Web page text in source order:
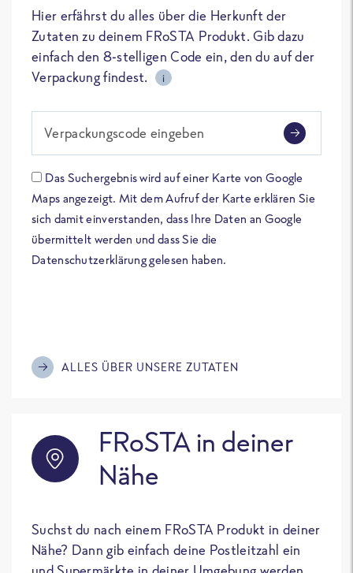
Hier erfährst du alles über die Herkunft der
Zutaten zu deinem FRoSTA Produkt. Gib dazu
einfach den 8-stelligen Code ein, den du auf der
Verpackung findest.
i
Verpackungscode eingeben
Das Suchergebnis wird auf einer Karte von Google
Maps angezeigt. Mit dem Aufruf der Karte erklären Sie
sich damit einverstanden, dass Ihre Daten an Google
übermittelt werden und dass Sie die
Datenschutzerklärung gelesen haben.
ALLES ÜBER UNSERE ZUTATEN
FRoSTA in deiner
Nähe
Suchst du nach einem FRoSTA Produkt in deiner
Nähe? Dann gib einfach deine Postleitzahl ein